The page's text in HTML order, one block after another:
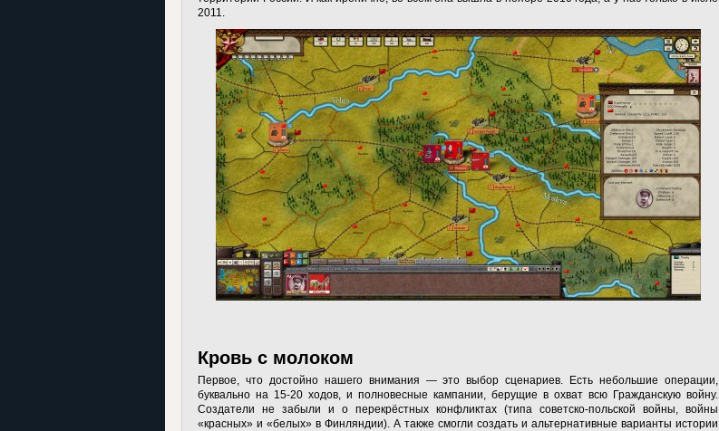
2011.
Кровь с молоком
Первое, что достойно нашего внимания — это выбор сценариев. Есть небольшие операции,
буквально на 15-20 ходов, и полновесные кампании, берущие в охват всю Гражданскую войну.
Создатели не забыли и о перекрёстных конфликтах (типа советско-польской войны, войны
«красных» и «белых» в Финляндии). А также смогли создать и альтернативные варианты истории